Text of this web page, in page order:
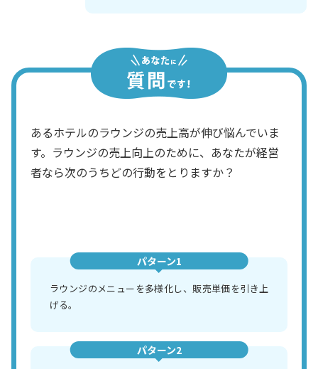
あるホテルのラウンジの売上高が伸び悩んでいま
す。ラウンジの売上向上のために、あなたが経営
者なら次のうちどの行動をとりますか？
パターン1
ラウンジのメニューを多様化し、販売単価を引き上
げる。
パターン2